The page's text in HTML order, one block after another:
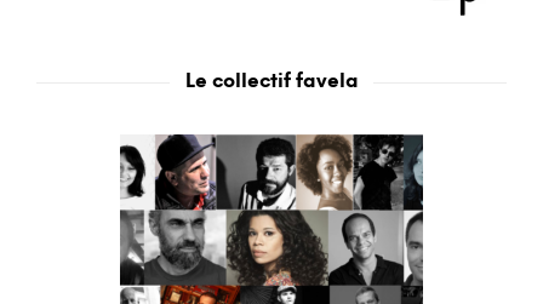
Le collectif favela